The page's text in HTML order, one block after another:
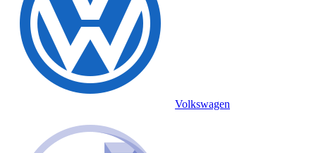
Volkswagen